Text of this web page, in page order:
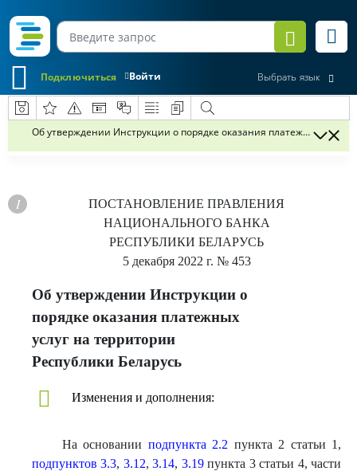
Войти
Подключиться Выбрать язык
Об утверждении Инструкции о порядке оказания платежных услуг
ПОСТАНОВЛЕНИЕ ПРАВЛЕНИЯ
НАЦИОНАЛЬНОГО БАНКА
РЕСПУБЛИКИ БЕЛАРУСЬ
5 декабря 2022 г. № 453
Об утверждении Инструкции о
порядке оказания платежных
услуг на территории
Республики Беларусь
Изменения и дополнения:
На основании подпункта 2.2 пункта 2 статьи 1,
подпунктов 3.3, 3.12,3.14, 3.19пункта 3 статьи 4, части